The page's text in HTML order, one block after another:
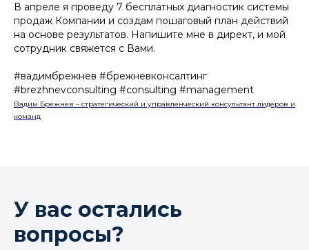
В апреле я проведу 7 бесплатных диагностик системы
продаж Компании и создам пошаговый план действий
на основе результатов. Напишите мне в директ, и мой
сотрудник свяжется с Вами.
#вадимбрежнев #брежневконсалтинг
#brezhnevconsulting #consulting #management
Вадим Брежнев – стратегический и управленческий консультант лидеров и
команд
У вас остались
вопросы?